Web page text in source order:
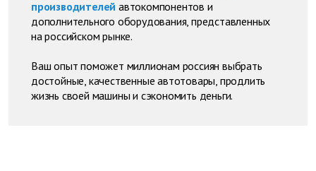
производителей автокомпонентов и
дополнительного оборудования, представленных
на российском рынке.
Ваш опыт поможет миллионам россиян выбрать
достойные, качественные автотовары, продлить
жизнь своей машины и сэкономить деньги.